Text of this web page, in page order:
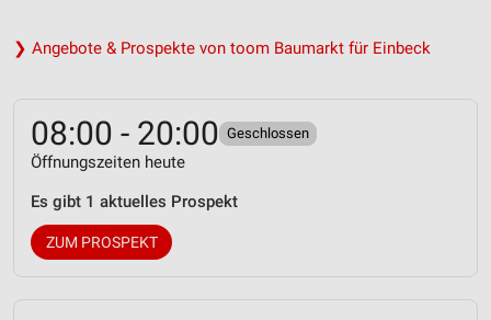
❯ Angebote & Prospekte von toom Baumarkt für Einbeck
08:00 - 20:00 Geschlossen
Öffnungszeiten heute
Es gibt 1 aktuelles Prospekt
ZUM PROSPEKT